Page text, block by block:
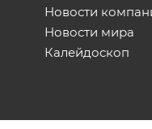
Новости
Новости мира
Калейдоскоп